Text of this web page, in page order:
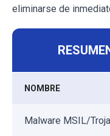
eliminarse de
NOMBRE
Malware MSIL/